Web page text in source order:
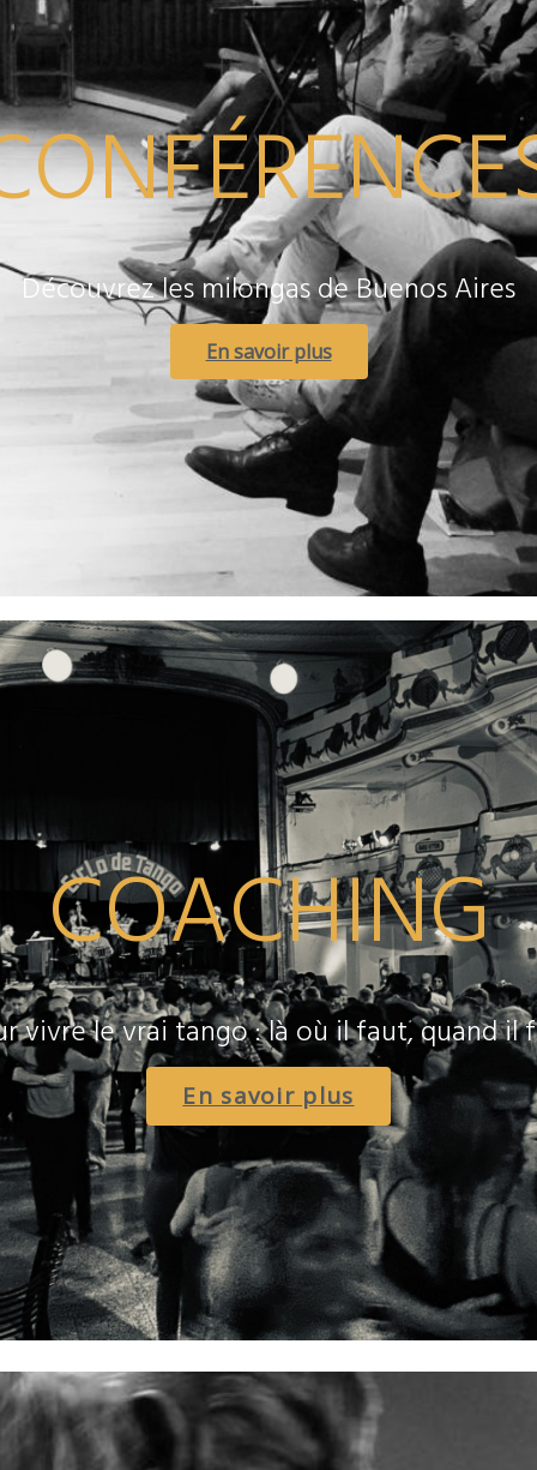
Découvrez les milongas de Buenos Aires
En savoir plus
COACHING
vivre le vrai tango : là où il faut, quand il
En savoir plus